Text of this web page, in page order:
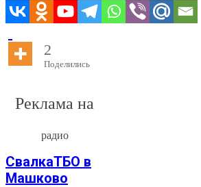
2
Поделились
Реклама на
радио
СвалкаТБО в
Машково